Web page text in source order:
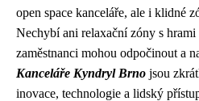
open space kanceláře, ale i klidné
Nechybí ani relaxační zóny s
zaměstnanci mohou odpočinout a
Kanceláře Kyndryl Brno jsou
inovace, technologie a lidský